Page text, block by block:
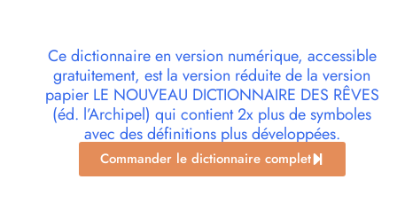
Ce dictionnaire en version numérique, accessible
gratuitement, est la version réduite de la version
papier LE NOUVEAU DICTIONNAIRE DES RÊVES
(éd. l’Archipel) qui contient 2x plus de symboles
avec des définitions plus développées.
Commander le dictionnaire complet